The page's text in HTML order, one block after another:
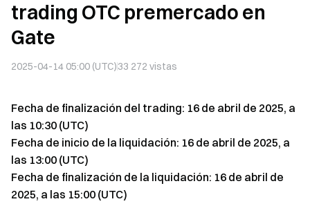
trading OTC premercado en
Gate
2025-04-14 05:00 (UTC)33 272 vistas
Fecha de finalización del trading: 16 de abril de 2025, a
las 10:30 (UTC)
Fecha de inicio de la liquidación: 16 de abril de 2025, a
las 13:00 (UTC)
Fecha de finalización de la liquidación: 16 de abril de
2025, a las 15:00 (UTC)